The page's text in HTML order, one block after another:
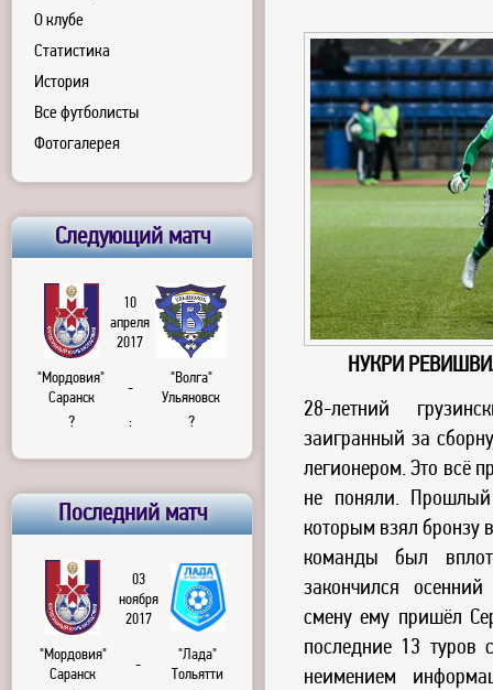
НУКРИ
28-летний
заигранный за
легионером. Это всё
не поняли.
которым взял бронзу
команды был
закончился
смену ему пришёл
последние 13 туров
неимением
О клубе
Статистика
История
Все футболисты
Фотогалерея
Следующий матч
10
апреля
2017
"Мордовия"
Саранск
-
"Волга"
Ульяновск
?
: ?
Последний матч
03
ноября
2017
"Мордовия"
Саранск
-
"Лада"
Тольятти